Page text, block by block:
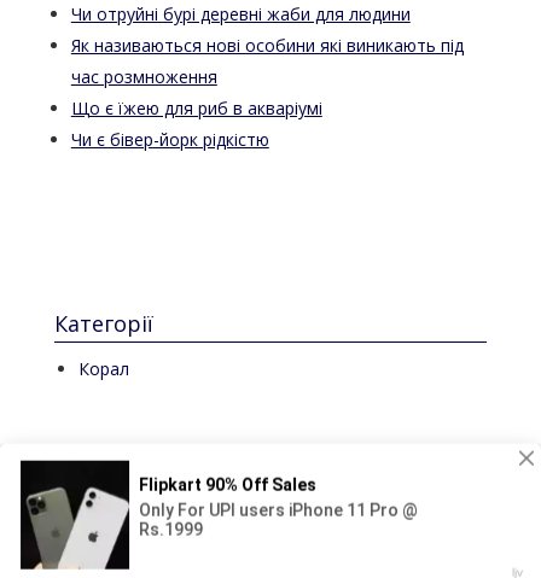
Чи отруйні бурі деревні жаби для людини
Як називаються нові особини які виникають під
час розмноження
Що є їжею для риб в акваріумі
Чи є бівер-йорк рідкістю
Категорії
Корал